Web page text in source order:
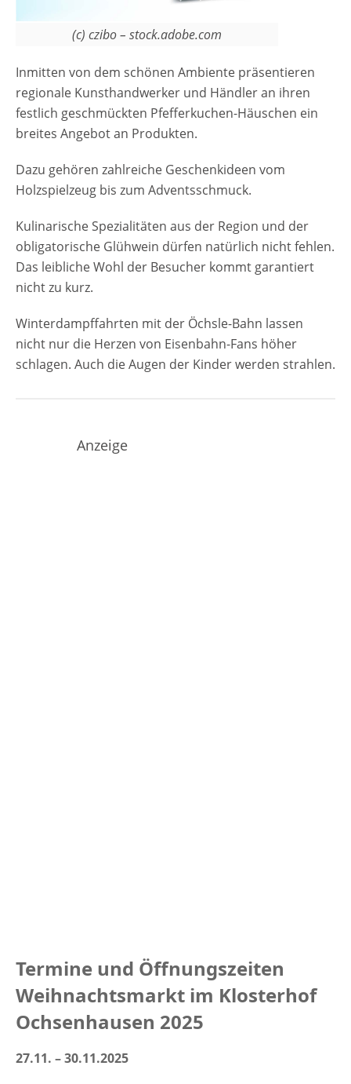
(c) czibo – stock.adobe.com
Inmitten von dem schönen Ambiente präsentieren
regionale Kunsthandwerker und Händler an ihren
festlich geschmückten Pfefferkuchen-Häuschen ein
breites Angebot an Produkten.
Dazu gehören zahlreiche Geschenkideen vom
Holzspielzeug bis zum Adventsschmuck.
Kulinarische Spezialitäten aus der Region und der
obligatorische Glühwein dürfen natürlich nicht fehlen.
Das leibliche Wohl der Besucher kommt garantiert
nicht zu kurz.
Winterdampffahrten mit der Öchsle-Bahn lassen
nicht nur die Herzen von Eisenbahn-Fans höher
schlagen. Auch die Augen der Kinder werden strahlen.
Anzeige
Termine und Öffnungszeiten
Weihnachtsmarkt im Klosterhof
Ochsenhausen 2025
27.11. – 30.11.2025